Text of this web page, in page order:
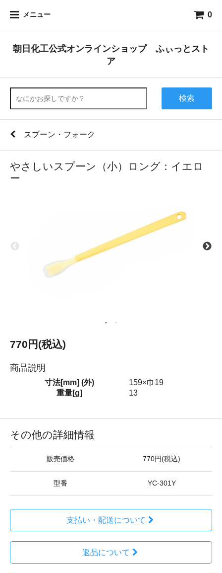
メニュー 0
朝日化工公式オンラインショップ ふぃっとスト
ア
検索
スプーン・フォーク
やさしいスプーン（小）ロング：イエロ
ー
770円(税込)
商品説明
寸法[mm] (外)
159×巾19
重量[g]
13
その他の詳細情報
販売価格 770円(税込)
型番 YC-301Y
支払い・配送について
返品について